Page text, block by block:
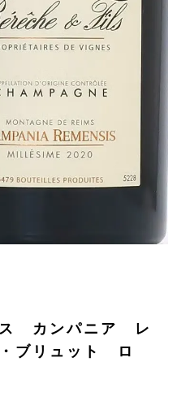
ス カンパニア レ
ブリュット ロ